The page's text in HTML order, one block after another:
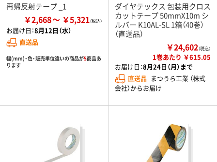
再帰反射テープ _1
￥2,668 ￥5,321
お届け日：8月12日（水）
直送品
幅(mm)・色・販売単位違いの商品が5商品あ
ります
ダイヤテックス 包装用クロス
カットテープ 50mmX10m シ
ルバー K10AL-SL 1箱（40巻）
（直送品）
￥24,602（税込）
1巻あたり ￥615.05
お届け日：8月24日（月）まで
直送品 まつうら工業 （株式
会社）からお届け